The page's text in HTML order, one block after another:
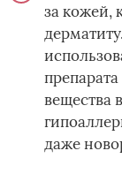
за кожей,
вещества
даже